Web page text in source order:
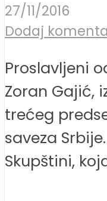
27/11/2016
Dodaj
Proslavljeni
Zoran Gajić,
trećeg
saveza
Skupštini,